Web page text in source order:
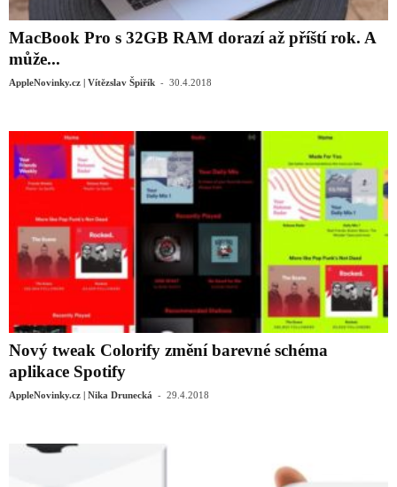
MacBook Pro s 32GB RAM dorazí až příští rok. A
může...
AppleNovinky.cz | Vítězslav Špiřík - 30.4.2018
Nový tweak Colorify změní barevné schéma
aplikace Spotify
AppleNovinky.cz | Nika Drunecká - 29.4.2018